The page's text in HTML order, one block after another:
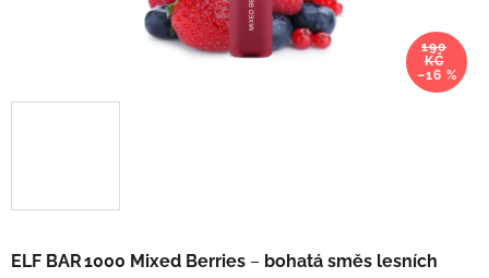
ELF BAR 1000 Mixed Berries – bohatá směs lesních
190
KČ
–16 %